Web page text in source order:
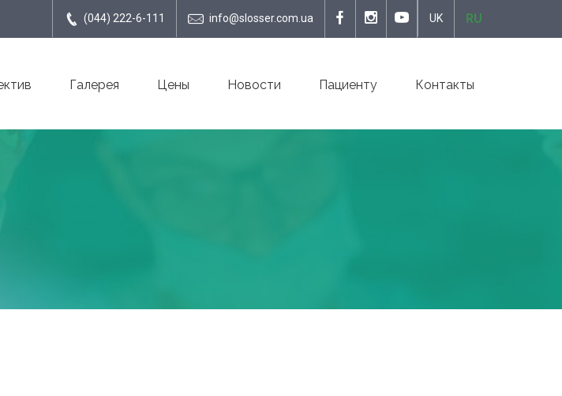
(044) 222-6-111 info@slosser.com.ua UK RU
Галерея Цены Новости Пациенту Контакты